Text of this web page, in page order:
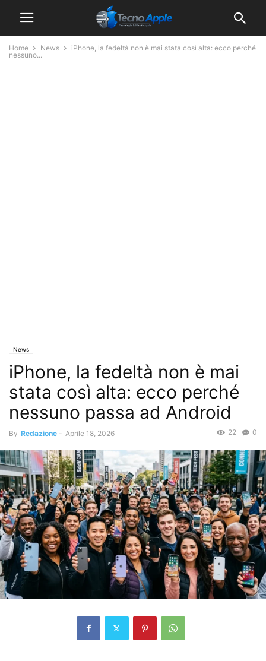
Home News
iPhone, la fedeltà non è mai stata così alta: ecco perché
nessuno...
News
iPhone, la fedeltà non è mai
stata così alta: ecco perché
nessuno passa ad Android
By Redazione - Aprile 18, 2026 0
22